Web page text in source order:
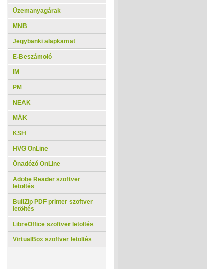
Üzemanyagárak
MNB
Jegybanki alapkamat
E-Beszámoló
IM
PM
NEAK
MÁK
KSH
HVG OnLine
Önadózó OnLine
Adobe Reader szoftver
letöltés
BullZip PDF printer szoftver
letöltés
LibreOffice szoftver letöltés
VirtualBox szoftver letöltés